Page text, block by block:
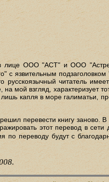
лице ООО "АСТ" и ООО
язвительным подзаголовком
русскоязычный читатель
взгляд, характеризует
капля в море галиматьи,
перевести книгу заново.
этот перевод в сети
по переводу будут с